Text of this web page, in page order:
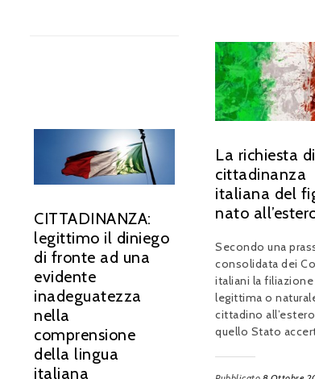
La richiesta di
cittadinanza
italiana del
nato
Secondo una
consolidata dei
italiani la filiazione
legittima o
cittadino
quello Stato
CITTADINANZA:
legittimo il diniego
di fronte ad una
evidente
inadeguatezza
nella
comprensione
della lingua
italiana